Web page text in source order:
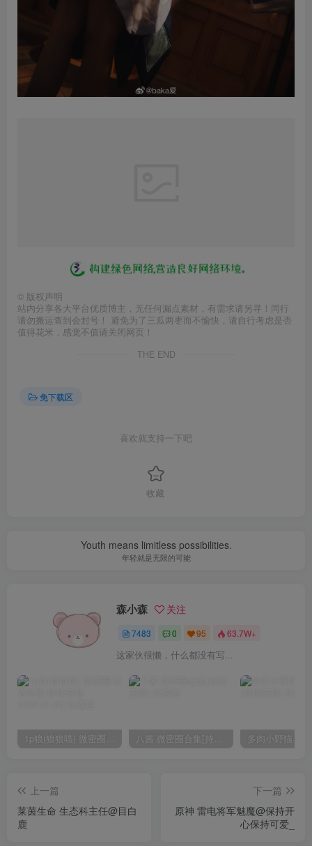
© 版权声明
站内分享各大平台优质博主，无任何漏点素材，有需求请另寻！同行
请勿搬运查到会封号！ 避免为了三瓜两枣而不愉快，请自行考虑是否
值得花米，感觉不值请关闭网页！
THE END
免下载区
喜欢就支持一下吧
收藏
Youth means limitless possibilities.
年轻就是无限的可能
森小森 关注
7483 0 95 63.7W+
这家伙很懒，什么都没有写...
上一篇
莱茵生命 生态科主任@目白
鹿
下一篇
原神 雷电将军魅魔@保持开
心保持可爱_